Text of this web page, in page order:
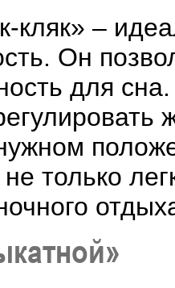
кляк» –
Он
для
только